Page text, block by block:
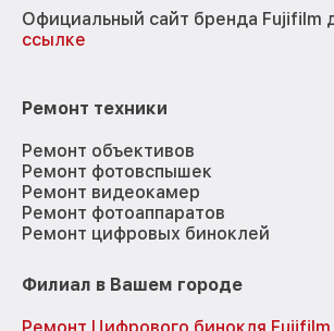
Официальный сайт бренда Fujifilm
ссылке
Ремонт техники
Ремонт объективов
Ремонт фотовспышек
Ремонт видеокамер
Ремонт фотоаппаратов
Ремонт цифровых биноклей
Филиал в Вашем городе